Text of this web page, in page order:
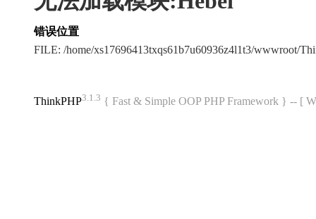
错误位置
FILE: /home/xs17696413txqs61b7u60936z4l1t3/wwwroot/
ThinkPHP3.1.3 { Fast & Simple OOP PHP Framework } -- [